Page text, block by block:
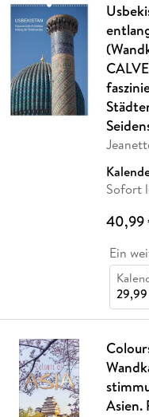
Sofort
40,99
Ein
Asien.